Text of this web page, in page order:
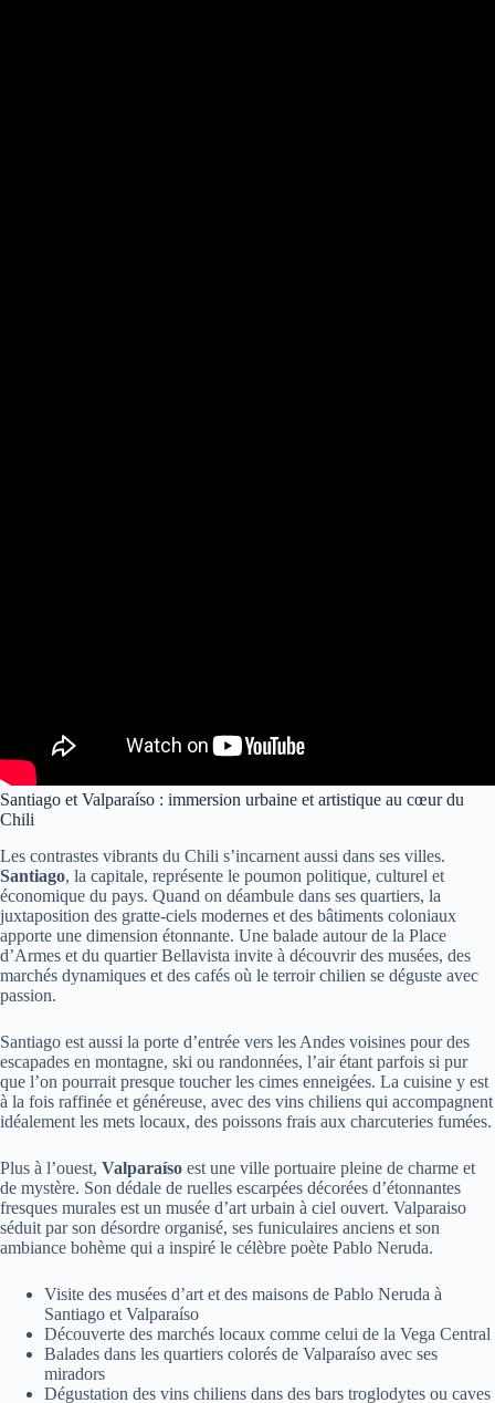
Santiago et Valparaíso : immersion urbaine et artistique au cœur du
Chili
Les contrastes vibrants du Chili s’incarnent aussi dans ses villes.
Santiago, la capitale, représente le poumon politique, culturel et
économique du pays. Quand on déambule dans ses quartiers, la
juxtaposition des gratte-ciels modernes et des bâtiments coloniaux
apporte une dimension étonnante. Une balade autour de la Place
d’Armes et du quartier Bellavista invite à découvrir des musées, des
marchés dynamiques et des cafés où le terroir chilien se déguste avec
passion.
Santiago est aussi la porte d’entrée vers les Andes voisines pour des
escapades en montagne, ski ou randonnées, l’air étant parfois si pur
que l’on pourrait presque toucher les cimes enneigées. La cuisine y est
à la fois raffinée et généreuse, avec des vins chiliens qui accompagnent
idéalement les mets locaux, des poissons frais aux charcuteries fumées.
Plus à l’ouest, Valparaíso est une ville portuaire pleine de charme et
de mystère. Son dédale de ruelles escarpées décorées d’étonnantes
fresques murales est un musée d’art urbain à ciel ouvert. Valparaiso
séduit par son désordre organisé, ses funiculaires anciens et son
ambiance bohème qui a inspiré le célèbre poète Pablo Neruda.
Visite des musées d’art et des maisons de Pablo Neruda à
Santiago et Valparaíso
Découverte des marchés locaux comme celui de la Vega Central
Balades dans les quartiers colorés de Valparaíso avec ses
miradors
Dégustation des vins chiliens dans des bars troglodytes ou caves